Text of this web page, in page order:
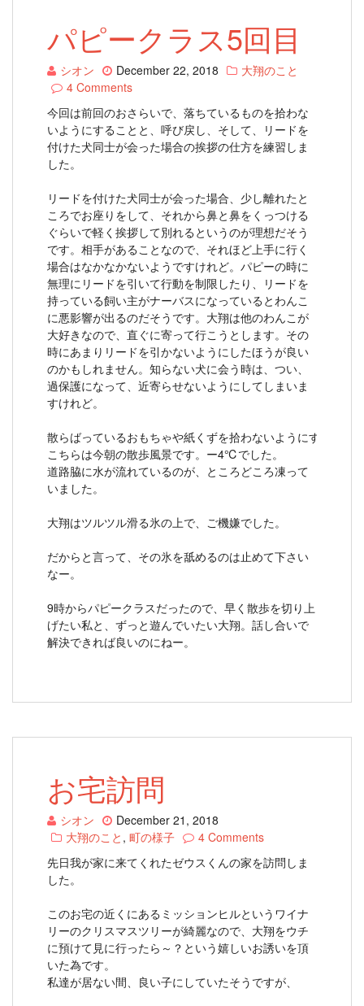
パピークラス5回目
シオン December 22, 2018
大翔のこと
4 Comments
今回は前回のおさらいで、落ちているものを拾わな
いようにすることと、呼び戻し、そして、リードを
付けた犬同士が会った場合の挨拶の仕方を練習しま
した。
リードを付けた犬同士が会った場合、少し離れたと
ころでお座りをして、それから鼻と鼻をくっつける
ぐらいで軽く挨拶して別れるというのが理想だそう
です。相手があることなので、それほど上手に行く
場合はなかなかないようですけれど。パピーの時に
無理にリードを引いて行動を制限したり、リードを
持っている飼い主がナーバスになっているとわんこ
に悪影響が出るのだそうです。大翔は他のわんこが
大好きなので、直ぐに寄って行こうとします。その
時にあまりリードを引かないようにしたほうが良い
のかもしれません。知らない犬に会う時は、つい、
過保護になって、近寄らせないようにしてしまいま
すけれど。
散らばっているおもちゃや紙くずを拾わないようにする練習
こちらは今朝の散歩風景です。ー4℃でした。
道路脇に水が流れているのが、ところどころ凍って
いました。
大翔はツルツル滑る氷の上で、ご機嫌でした。
だからと言って、その氷を舐めるのは止めて下さい
なー。
9時からパピークラスだったので、早く散歩を切り上
げたい私と、ずっと遊んでいたい大翔。話し合いで
解決できれば良いのにねー。
お宅訪問
シオン
December 21, 2018
大翔のこと , 町の様子
4 Comments
先日我が家に来てくれたゼウスくんの家を訪問しま
した。
このお宅の近くにあるミッションヒルというワイナ
リーのクリスマスツリーが綺麗なので、大翔をウチ
に預けて見に行ったら～？という嬉しいお誘いを頂
いた為です。
私達が居ない間、良い子にしていたそうですが、